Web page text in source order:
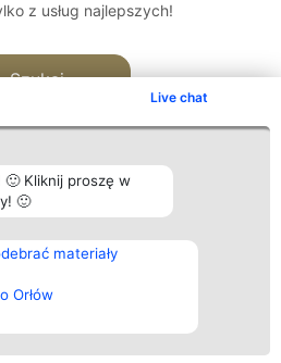
Live chat
Kliknij proszę w
🙂
materiały
Orłów
z usług najlepszych!
Szukaj
Plebiscyt
Laureaci
wszystkich
Laureatów
Regulamin
Kontakt
Kontakt